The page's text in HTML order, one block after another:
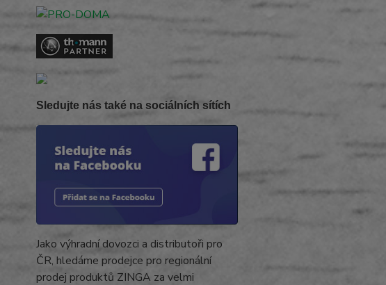
Sledujte nás také na sociálních sítích
Jako výhradní dovozci a distributoři pro
ČR, hledáme prodejce pro regionální
prodej produktů ZINGA za velmi